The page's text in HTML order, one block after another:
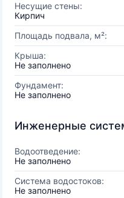
Несущие стены:
Кирпич
Площадь подвала, м²:
Крыша:
Не заполнено
Фундамент:
Не заполнено
Инженерные
Водоотведение:
Не заполнено
Система водостоков:
Не заполнено